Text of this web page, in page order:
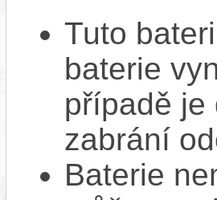
Tuto
baterie
případě je
zabrání
Baterie